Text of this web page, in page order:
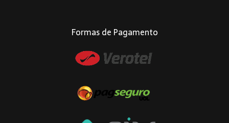
Formas de Pagamento